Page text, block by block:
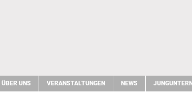
ÜBER UNS VERANSTALTUNGEN NEWS